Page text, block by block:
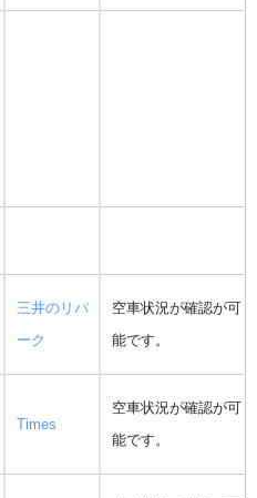
三井のリパ
ーク
空車状況が確認が可
能です。
Times
空車状況が確認が可
能です。